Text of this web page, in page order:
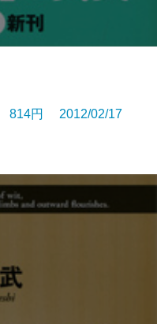
814円 2012/02/17